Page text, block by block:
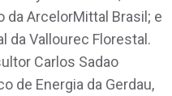
da ArcelorMittal Brasil; e
da Vallourec Florestal.
Carlos Sadao
de Energia da Gerdau,